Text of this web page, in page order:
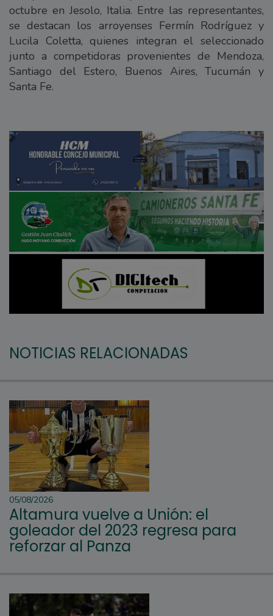
octubre en Jesolo, Italia. Entre las representantes,
se destacan los arroyenses Fermín Rodríguez y
Lucila Coletta, quienes integran el seleccionado
junto a competidoras provenientes de Mendoza,
Santiago del Estero, Buenos Aires, Tucumán y
Santa Fe.
NOTICIAS RELACIONADAS
05/08/2026
Altamura vuelve a Unión: el
goleador del 2023 regresa para
reforzar al Panza